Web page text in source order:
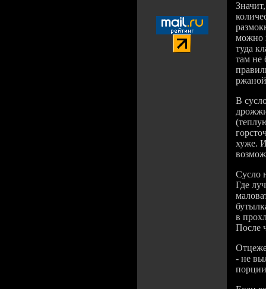
можно
туда
там не
В
хуже.
Сусло
Где
в
После
- не